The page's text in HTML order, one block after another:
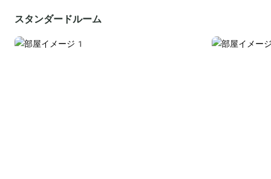
スタンダードルーム